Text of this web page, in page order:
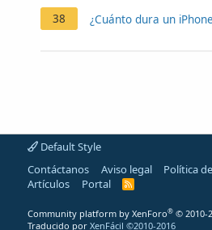
38
¿Cuánto dura un
Default Style
Contáctanos
Aviso legal Política
Artículos
Portal
R
Community platform by XenForo® © 2010-
Traducido por XenFácil ©2010-2016